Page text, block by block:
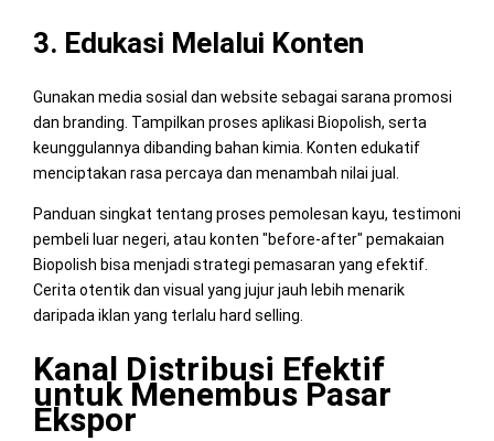
3. Edukasi Melalui Konten
Gunakan media sosial dan website sebagai sarana promosi
dan branding. Tampilkan proses aplikasi Biopolish, serta
keunggulannya dibanding bahan kimia. Konten edukatif
menciptakan rasa percaya dan menambah nilai jual.
Panduan singkat tentang proses pemolesan kayu, testimoni
pembeli luar negeri, atau konten "before-after" pemakaian
Biopolish bisa menjadi strategi pemasaran yang efektif.
Cerita otentik dan visual yang jujur jauh lebih menarik
daripada iklan yang terlalu hard selling.
Kanal Distribusi Efektif
untuk Menembus Pasar
Ekspor